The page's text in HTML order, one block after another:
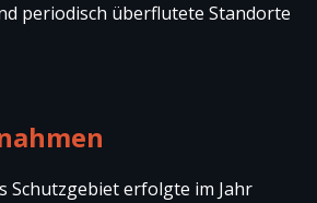
periodisch überflutete Standorte
Schutzgebiet erfolgte im Jahr